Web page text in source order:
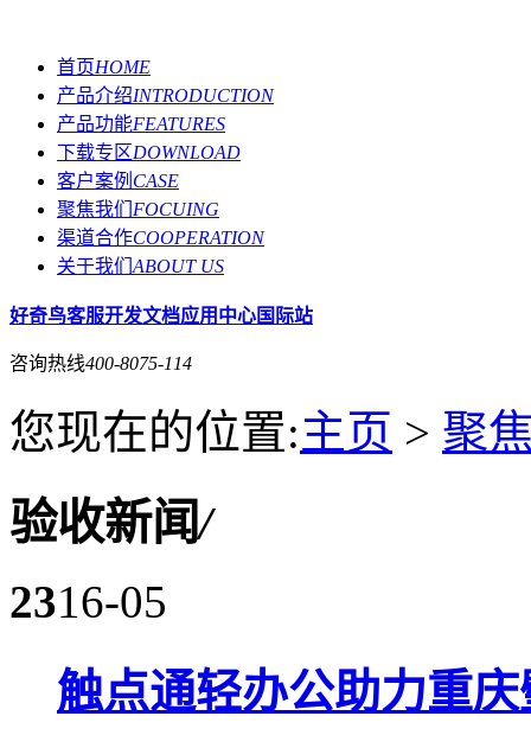
首页HOME
产品介绍INTRODUCTION
产品功能FEATURES
下载专区DOWNLOAD
客户案例 CASE
聚焦我们 FOCUING
渠道合作COOPERATION
关于我们 ABOUT US
好奇鸟客服开发文档应用中心国际站
咨询热线400-8075-114
您现在的位置:主页 > 聚
验收新闻/
2316-05
触点通轻办公助力重